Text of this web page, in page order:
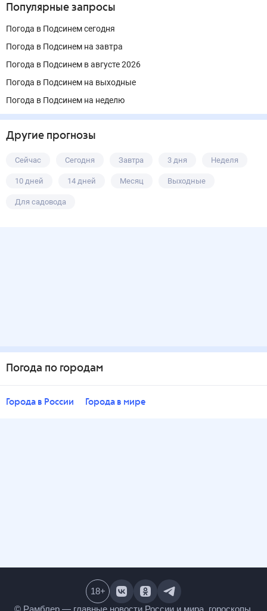
Популярные запросы
Погода в Подсинем сегодня
Погода в Подсинем на завтра
Погода в Подсинем в августе 2026
Погода в Подсинем на выходные
Погода в Подсинем на неделю
Другие прогнозы
Сейчас Сегодня Завтра 3 дня Неделя
10 дней 14 дней Месяц Выходные
Для садовода
Погода по городам
Города в России Города в мире
18+